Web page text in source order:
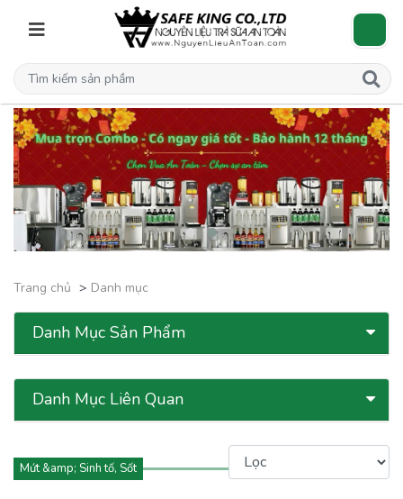
Trang chủ Danh mục
Danh Mục Sản Phẩm
Danh Mục Liên Quan
Mứt &amp; Sinh tố, Sốt